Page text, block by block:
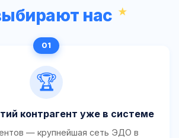
нас
🏆
контрагент уже в системе
— крупнейшая сеть ЭДО в